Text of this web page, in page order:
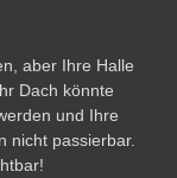
aber Ihre Halle
Dach könnte
und Ihre
nicht passierbar.